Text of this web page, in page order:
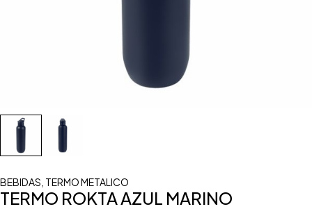
BEBIDAS TERMO METALICO
TERMO ROKTA AZUL MARINO